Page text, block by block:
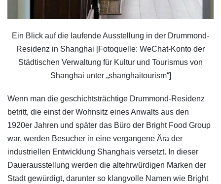
Ein Blick auf die laufende Ausstellung in der Drummond-
Residenz in Shanghai [Fotoquelle: WeChat-Konto der
Städtischen Verwaltung für Kultur und Tourismus von
Shanghai unter „shanghaitourism“]
Wenn man die geschichtsträchtige Drummond-Residenz
betritt, die einst der Wohnsitz eines Anwalts aus den
1920er Jahren und später das Büro der Bright Food Group
war, werden Besucher in eine vergangene Ära der
industriellen Entwicklung Shanghais versetzt. In dieser
Dauerausstellung werden die altehrwürdigen Marken der
Stadt gewürdigt, darunter so klangvolle Namen wie Bright